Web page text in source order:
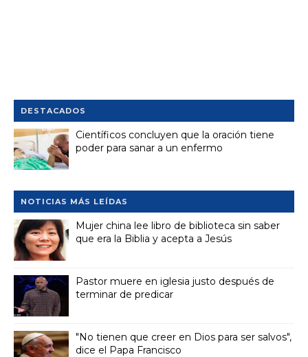
DESTACADOS
Científicos concluyen que la oración tiene
poder para sanar a un enfermo
NOTICIAS MÁS LEÍDAS
Mujer china lee libro de biblioteca sin saber
que era la Biblia y acepta a Jesús
Pastor muere en iglesia justo después de
terminar de predicar
"No tienen que creer en Dios para ser salvos",
dice el Papa Francisco